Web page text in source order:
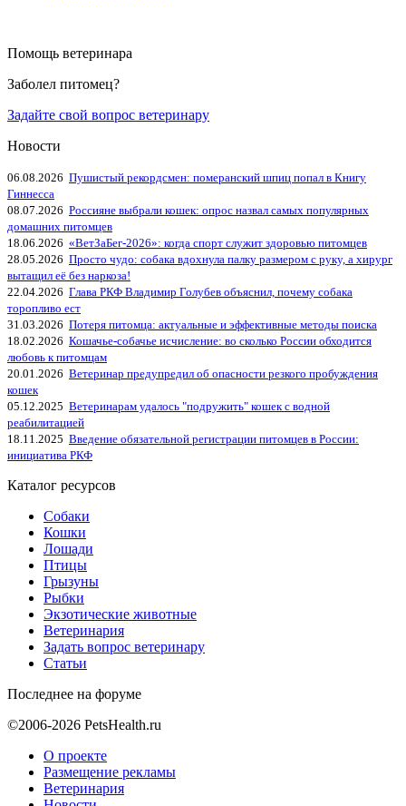
Помощь ветеринара
Заболел питомец?
Задайте свой вопрос ветеринару
Новости
06.08.2026 Пушистый рекордсмен: померанский шпиц попал в Книгу
Гиннесса
08.07.2026 Россияне выбрали кошек: опрос назвал самых популярных
домашних питомцев
18.06.2026 «ВетЗаБег‑2026»: когда спорт служит здоровью питомцев
28.05.2026 Просто чудо: собака вдохнула палку размером с руку, а хирург
вытащил её без наркоза!
22.04.2026 Глава РКФ Владимир Голубев объяснил, почему собака
торопливо ест
31.03.2026 Потеря питомца: актуальные и эффективные методы поиска
18.02.2026 Кошачье-собачье исчисление: во сколько России обходится
любовь к питомцам
20.01.2026 Ветеринар предупредил об опасности резкого пробуждения
кошек
05.12.2025 Ветеринарам удалось "подружить" кошек с водной
реабилитацией
18.11.2025 Введение обязательной регистрации питомцев в России:
инициатива РКФ
Каталог ресурсов
Собаки
Кошки
Лошади
Птицы
Грызуны
Рыбки
Экзотические животные
Ветеринария
Задать вопрос ветеринару
Статьи
Последнее на форуме
©2006-2026 PetsHealth.ru
О проекте
Размещение рекламы
Ветеринария